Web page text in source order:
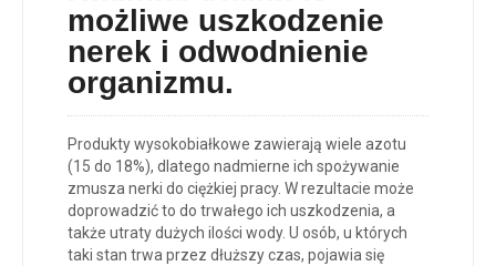
możliwe uszkodzenie
nerek i odwodnienie
organizmu.
Produkty wysokobiałkowe zawierają wiele azotu
(15 do 18%), dlatego nadmierne ich spożywanie
zmusza nerki do ciężkiej pracy. W rezultacie może
doprowadzić to do trwałego ich uszkodzenia, a
także utraty dużych ilości wody. U osób, u których
taki stan trwa przez dłuższy czas, pojawia się